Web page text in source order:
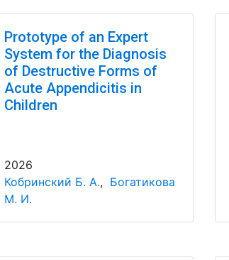
Prototype of an Expert
System for the Diagnosis
of Destructive Forms of
Acute Appendicitis in
Children
2026
Кобринский Б. А., Богатикова
М. И.